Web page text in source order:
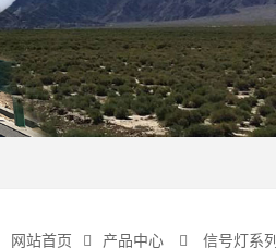
网站首页 产品中心 信号灯系列